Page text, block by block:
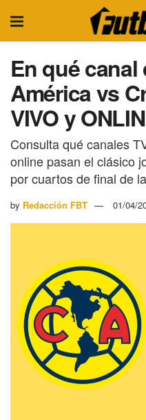
En qué canal
América vs
VIVO y
Consulta qué canales
online pasan el clásico
por cuartos de final de
by Redacción FBT 01/04/